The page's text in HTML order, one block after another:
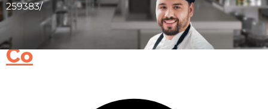
259383/
Hefe van Haag Gmbh &
Co